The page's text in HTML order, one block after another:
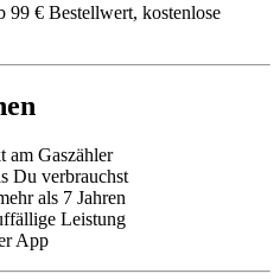
99 € Bestellwert, kostenlose
am Gaszähler
Du verbrauchst
als 7 Jahren
Leistung
App